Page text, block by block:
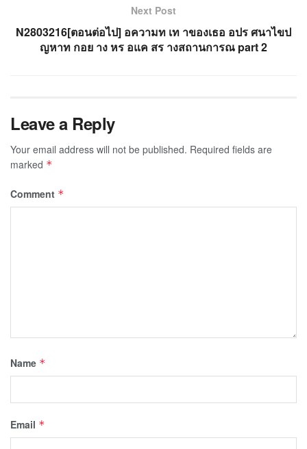
Next Post
N2803216[ตอนต่อไป] อความท เท าของเธอ อปร ศนาไขป
ญหาท กอย าง หร อแค สร างสถานการณ part 2
Leave a Reply
Your email address will not be published. Required fields are
marked *
Comment *
Name *
Email *